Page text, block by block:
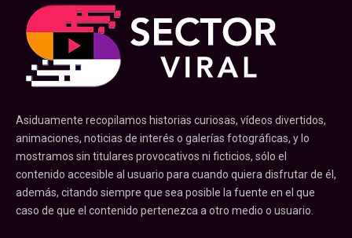
Asiduamente recopilamos historias curiosas, vídeos divertidos,
animaciones, noticias de interés o galerías fotográficas, y lo
mostramos sin titulares provocativos ni ficticios, sólo el
contenido accesible al usuario para cuando quiera disfrutar de él,
además, citando siempre que sea posible la fuente en el que
caso de que el contenido pertenezca a otro medio o usuario.